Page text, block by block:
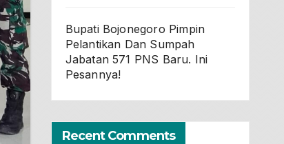
Bupati Bojonegoro Pimpin
Pelantikan Dan Sumpah
Jabatan 571 PNS Baru. Ini
Pesannya!
Recent Comments